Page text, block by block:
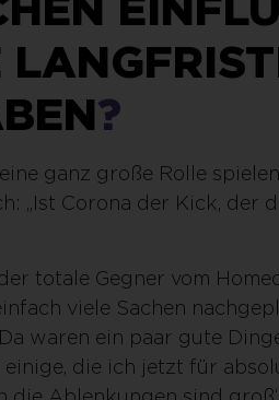
?
ganz große Rolle
„Ist Corona der Kick, der
totale Gegner vom
viele Sachen
waren ein paar gute
die ich jetzt für